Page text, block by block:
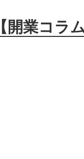
【開業コラ